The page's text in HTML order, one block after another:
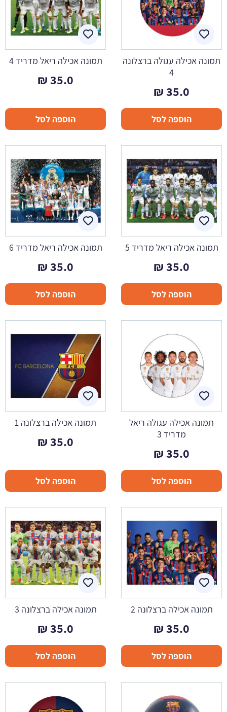
תמונה אכילה עגולה ברצלונה
4
35.0
₪
הוספה לסל
תמונה אכילה ריאל מדריד 4
35.0
₪
הוספה לסל
תמונה אכילה ריאל מדריד 5
35.0
₪
הוספה לסל
תמונה אכילה ריאל מדריד 6
35.0
₪
הוספה לסל
תמונה אכילה עגולה ריאל
מדריד 3
35.0
₪
הוספה לסל
תמונה אכילה ברצלונה 1
35.0
₪
הוספה לסל
תמונה אכילה ברצלונה 2
35.0
₪
הוספה לסל
תמונה אכילה ברצלונה 3
35.0
₪
הוספה לסל